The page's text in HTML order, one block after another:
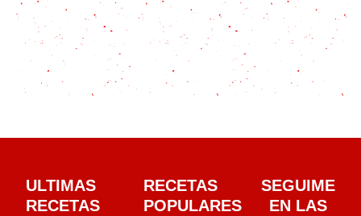
ULTIMAS
RECETAS
RECETAS
POPULARES
SEGUIME
EN LAS